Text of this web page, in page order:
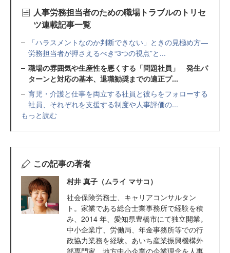
人事労務担当者のための職場トラブルのトリセ
ツ連載記事一覧
「ハラスメントなのか判断できない」ときの見極め方—
労務担当者が押さえるべき“3つの視点”と...
職場の雰囲気や生産性を悪くする「問題社員」 発生パ
ターンと対応の基本、退職勧奨までの適正プ...
育児・介護と仕事を両立する社員と彼らをフォローする
社員、それぞれを支援する制度や人事評価の...
もっと読む
この記事の著者
村井 真子（ムライ マサコ）
社会保険労務士、キャリアコンサルタン
ト。家業である総合士業事務所で経験を積
み、2014 年、愛知県豊橋市にて独立開業。
中小企業庁、労働局、年金事務所等での行
政協力業務を経験。あいち産業振興機構外